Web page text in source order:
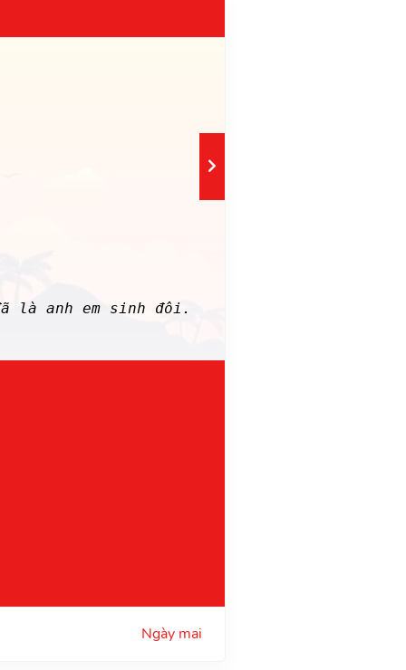
là anh em sinh đôi.
Ngày mai